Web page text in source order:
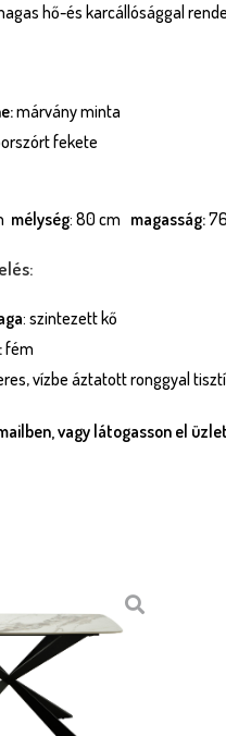
hő-és karcállósággal
márvány minta
fekete
mélység: 80 cm magasság:
: szintezett kő
fém
vízbe áztatott ronggyal
vagy látogasson el